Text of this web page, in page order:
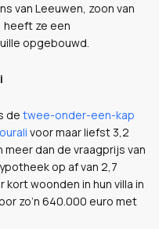
van Leeuwen, zoon van
heeft ze een
opgebouwd.
de twee-onder-een-kap
voor maar liefst 3,2
meer dan de vraagprijs van
op af van 2,7
woonden in hun villa in
zo’n 640.000 euro met